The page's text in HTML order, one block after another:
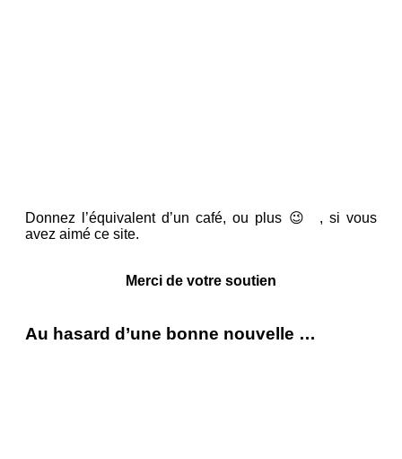
Donnez l’équivalent d’un café, ou plus 😉 , si vous
avez aimé ce site.
Merci de votre soutien
Au hasard d’une bonne nouvelle …